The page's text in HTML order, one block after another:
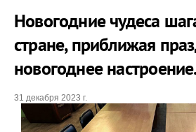
Новогодние чудеса
стране, приближая
новогоднее
31 декабря 2023 г.